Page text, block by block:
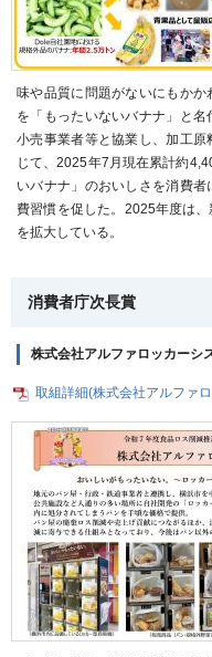
味や品質に問題がないにもかか
を「もったいないバナナ」と名
小売事業者等と協業し、加工
じて、2025年7月現在累計約
いバナナ」のおいしさを消費
費習慣を促した。2025年度は
を拡大している。
消費者庁次長賞
株式会社アルファロッカーシ
取組詳細(株式会社アルファ